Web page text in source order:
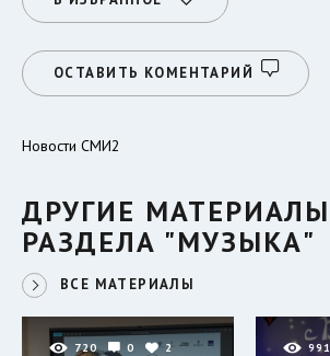
ОСТАВИТЬ КОМЕНТАРИЙ
Новости СМИ2
ДРУГИЕ МАТЕРИАЛЫ
РАЗДЕЛА "МУЗЫКА"
ВСЕ МАТЕРИАЛЫ
720 0 2 991